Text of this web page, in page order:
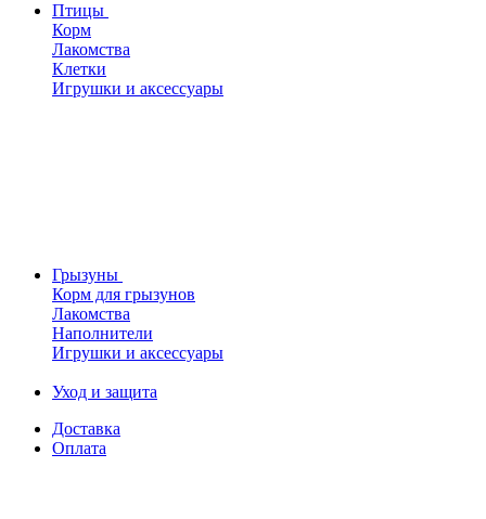
Птицы
Корм
Лакомства
Клетки
Игрушки и аксессуары
Грызуны
Корм для грызунов
Лакомства
Наполнители
Игрушки и аксессуары
Уход и защита
Доставка
Оплата